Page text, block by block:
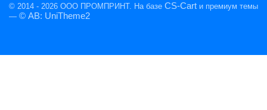
© 2014 - 2026 ООО ПРОМПРИНТ. На базе CS-Cart и премиум темы
— © AB: UniTheme2